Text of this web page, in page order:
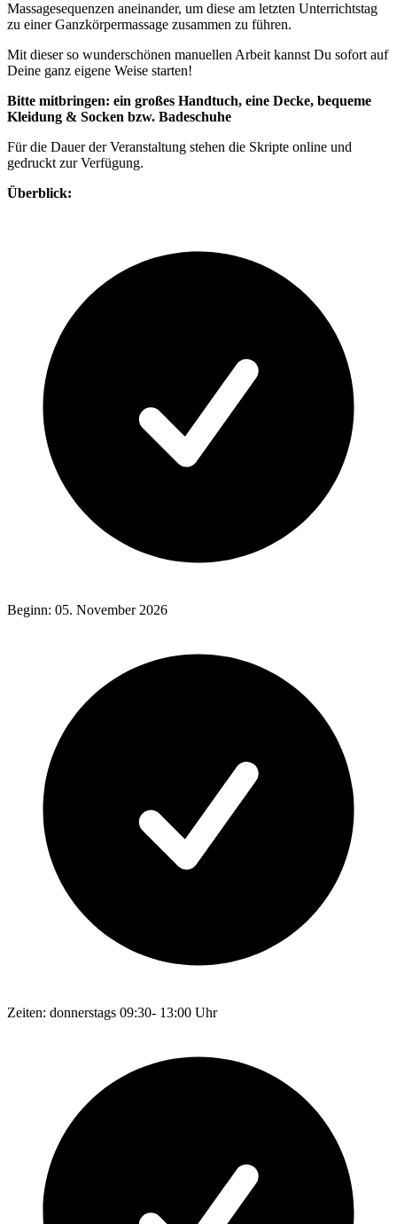
Massagesequenzen aneinander, um diese am letzten Unterrichtstag
zu einer Ganzkörpermassage zusammen zu führen.
Mit dieser so wunderschönen manuellen Arbeit kannst Du sofort auf
Deine ganz eigene Weise starten!
Bitte mitbringen: ein großes Handtuch, eine Decke, bequeme
Kleidung & Socken bzw. Badeschuhe
Für die Dauer der Veranstaltung stehen die Skripte online und
gedruckt zur Verfügung.
Überblick:
Beginn: 05. November 2026
Zeiten: donnerstags 09:30- 13:00 Uhr